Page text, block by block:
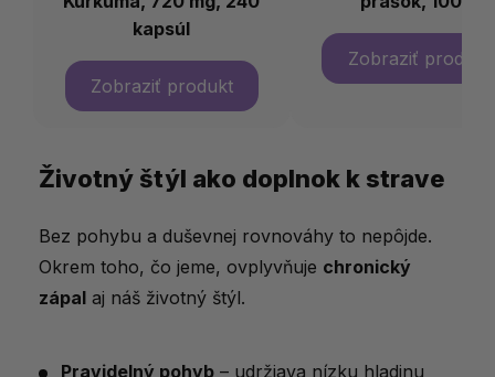
kapsúl
Životný štýl ako doplnok k strave
Bez pohybu a duševnej rovnováhy to nepôjde.
Okrem toho, čo jeme, ovplyvňuje chronický
zápal aj náš životný štýl.
Pravidelný pohyb – udržiava nízku hladinu